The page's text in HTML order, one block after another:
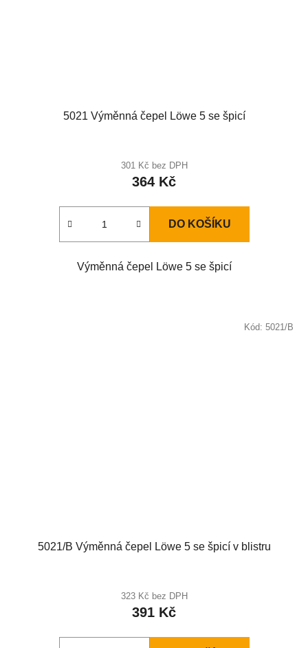
5021 Výměnná čepel Löwe 5 se špicí
301 Kč bez DPH
364 Kč
DO KOŠÍKU
Výměnná čepel Löwe 5 se špicí
5021/B Výměnná čepel Löwe 5 se špicí v blistru
323 Kč bez DPH
391 Kč
Kód: 5021/B